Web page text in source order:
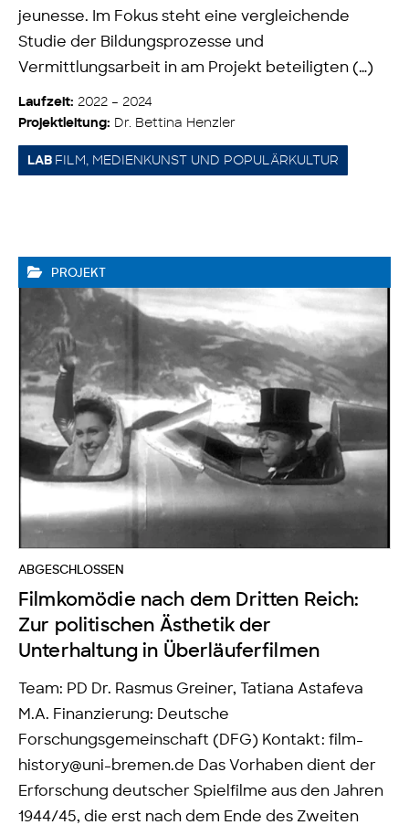
jeunesse. Im Fokus steht eine vergleichende
Studie der Bildungsprozesse und
Vermittlungsarbeit in am Projekt beteiligten (…)
Laufzeit: 2022 – 2024
Projektleitung: Dr. Bettina Henzler
LAB FILM, MEDIENKUNST UND POPULÄRKULTUR
PROJEKT
ABGESCHLOSSEN
Filmkomödie nach dem Dritten Reich:
Zur politischen Ästhetik der
Unterhaltung in Überläuferfilmen
Team: PD Dr. Rasmus Greiner, Tatiana Astafeva
M.A. Finanzierung: Deutsche
Forschungsgemeinschaft (DFG) Kontakt: film-
history@uni-bremen.de Das Vorhaben dient der
Erforschung deutscher Spielfilme aus den Jahren
1944/45, die erst nach dem Ende des Zweiten